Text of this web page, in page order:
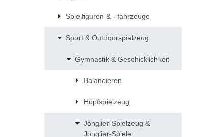
Spielfiguren & - fahrzeuge
Sport & Outdoorspielzeug
Gymnastik & Geschicklichkeit
Balancieren
Hüpfspielzeug
Jonglier-Spielzeug &
Jonglier-Spiele